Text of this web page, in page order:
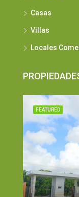
Casas
Villas
Locales
FEATURED